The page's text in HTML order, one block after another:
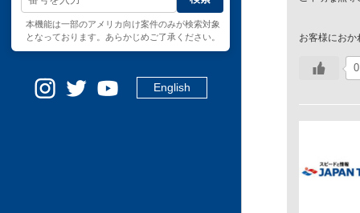
本機能は一部のアメリカ向け案件のみが検索対象
となっております。あらかじめご了承ください。
English
お客様におか
0